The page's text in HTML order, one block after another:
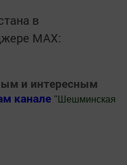
в
MАХ:
и интересным
канале " Шешминская